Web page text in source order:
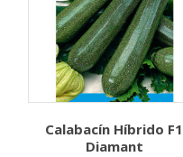
Calabacín Híbrido F1
Diamant